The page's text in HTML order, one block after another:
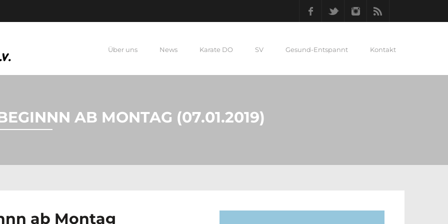
FacebookTwitter Instagram
Über uns News Karate DO SV Gesund-Entspannt Kontakt
AB MONTAG (07.01.2019)
ab Montag